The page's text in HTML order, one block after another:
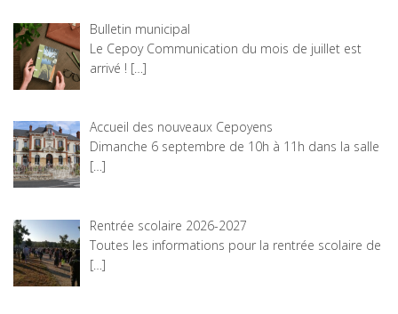
Bulletin municipal
Le Cepoy Communication du mois de juillet est
arrivé ! […]
Accueil des nouveaux Cepoyens
Dimanche 6 septembre de 10h à 11h dans la salle
[…]
Rentrée scolaire 2026-2027
Toutes les informations pour la rentrée scolaire de
[…]